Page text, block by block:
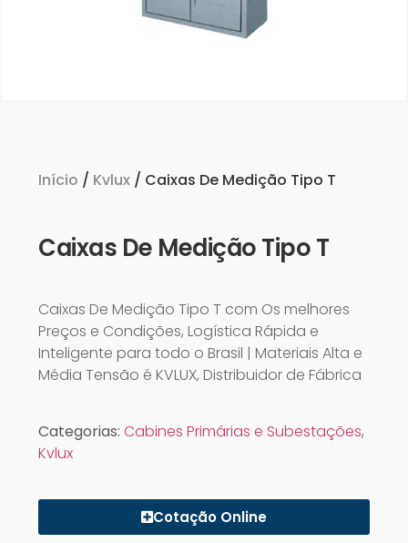
Início / Kvlux / Caixas De Medição Tipo T
Caixas De Medição Tipo T
Caixas De Medição Tipo T com Os melhores
Preços e Condições, Logística Rápida e
Inteligente para todo o Brasil | Materiais Alta e
Média Tensão é KVLUX, Distribuidor de Fábrica
Categorias: Cabines Primárias e Subestações,
Kvlux
Cotação Online